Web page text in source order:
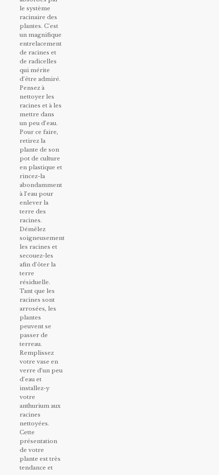
le système
racinaire des
plantes. C’est
un magnifique
entrelacement
de racines et
de radicelles
qui mérite
d’être admiré.
Pensez à
nettoyer les
racines et à les
mettre dans
un peu d’eau.
Pour ce faire,
retirez la
plante de son
pot de culture
en plastique et
rincez-la
abondamment
à l’eau pour
enlever la
terre des
racines.
Démêlez
soigneusement
les racines et
secouez-les
afin d’ôter la
terre
résiduelle.
Tant que les
racines sont
arrosées, les
plantes
peuvent se
passer de
terreau.
Remplissez
votre vase en
verre d’un peu
d’eau et
installez-y
votre
anthurium aux
racines
nettoyées.
Cette
présentation
de votre
plante est très
tendance et